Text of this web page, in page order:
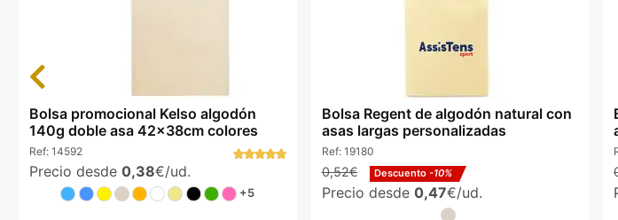
Bolsa promocional Kelso algodón
140g doble asa 42x38cm colores
Ref: 14592
Precio desde 0,38€/ud.
+5
Bolsa Regent de algodón natural con
asas largas personalizadas
Ref: 19180
0,52€ Descuento -10%
Precio desde 0,47€/ud.
Previous